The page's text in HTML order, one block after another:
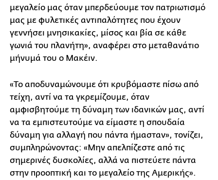
μεγαλείο μας όταν μπερδεύουμε τον πατριωτισμό
μας με φυλετικές αντιπαλότητες που έχουν
γεννήσει μνησικακίες, μίσος και βία σε κάθε
γωνιά του πλανήτη», αναφέρει στο μεταθανάτιο
μήνυμά του ο Μακέιν.
«Το αποδυναμώνουμε ότι κρυβόμαστε πίσω από
τείχη, αντί να τα γκρεμίζουμε, όταν
αμφισβητούμε τη δύναμη των ιδανικών μας, αντί
να τα εμπιστευτούμε να είμαστε η σπουδαία
δύναμη για αλλαγή που πάντα ήμασταν», τονίζει,
συμπληρώνοντας: «Μην απελπίζεστε από τις
σημερινές δυσκολίες, αλλά να πιστεύετε πάντα
στην προοπτική και το μεγαλείο της Αμερικής».